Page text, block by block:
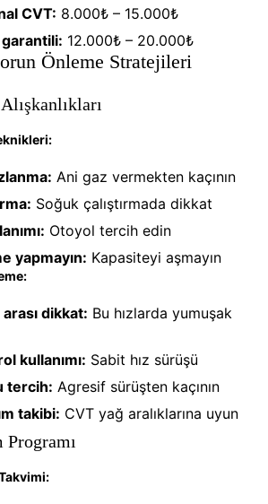
CVT: 8.000₺ – 15.000₺
12.000₺ – 20.000₺
Önleme Stratejileri
Ani gaz vermekten kaçının
Soğuk çalıştırmada dikkat
Otoyol tercih edin
yapmayın: Kapasiteyi aşmayın
dikkat: Bu hızlarda yumuşak
kullanımı: Sabit hız sürüşü
tercih: Agresif sürüşten kaçının
takibi: CVT yağ aralıklarına uyun